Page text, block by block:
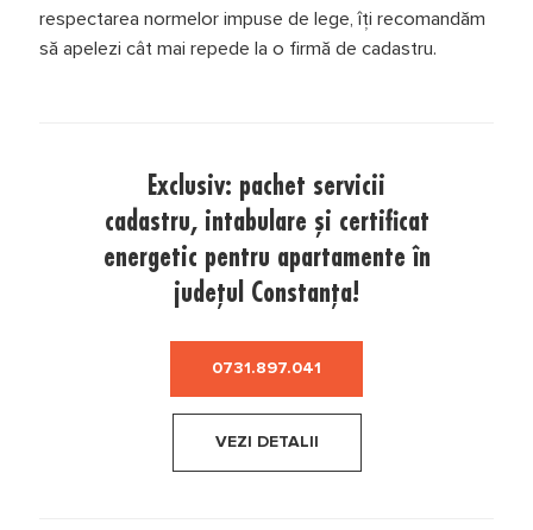
respectarea normelor impuse de lege, îți recomandăm
să apelezi cât mai repede la o firmă de cadastru.
Exclusiv: pachet servicii
cadastru, intabulare și certificat
energetic pentru apartamente în
județul Constanța!
0731.897.041
VEZI DETALII